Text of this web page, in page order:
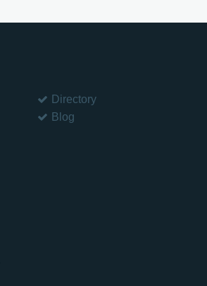
Directory
Blog